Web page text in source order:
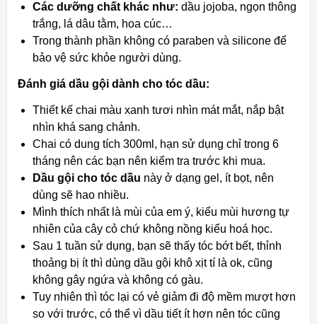
Các dưỡng chất khác như: dầu jojoba, ngọn thông
trắng, lá dâu tằm, hoa cúc…
Trong thành phần không có paraben và silicone để
bảo vệ sức khỏe người dùng.
Đánh giá dầu gội dành cho tóc dầu:
Thiết kế chai màu xanh tươi nhìn mát mắt, nắp bật
nhìn khá sang chảnh.
Chai có dung tích 300ml, hạn sử dụng chỉ trong 6
tháng nên các bạn nên kiểm tra trước khi mua.
Dầu gội cho tóc dầu này ở dạng gel, ít bọt, nên
dùng sẽ hao nhiều.
Mình thích nhất là mùi của em ý, kiểu mùi hương tự
nhiên của cây cỏ chứ không nồng kiểu hoá học.
Sau 1 tuần sử dụng, bạn sẽ thấy tóc bớt bết, thỉnh
thoảng bị ít thì dùng dầu gội khô xịt tí là ok, cũng
không gây ngứa và không có gàu.
Tuy nhiên thì tóc lại có vẻ giảm đi độ mềm mượt hơn
so với trước, có thể vì dầu tiết ít hơn nên tóc cũng